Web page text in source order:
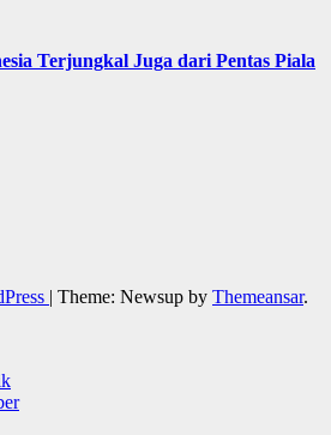
Terjungkal Juga dari Pentas Piala
| Theme: Newsup by Themeansar.